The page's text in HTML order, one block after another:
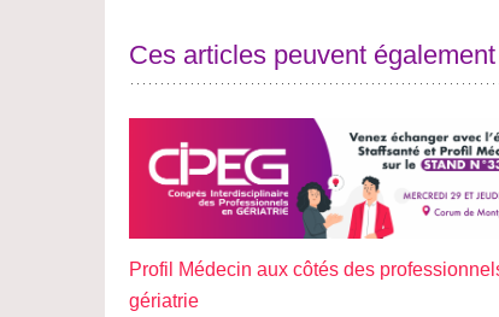
Ces articles peuvent
Profil Médecin aux côtés des
gériatrie